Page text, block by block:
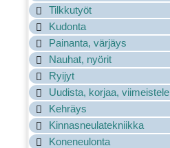
Tilkkutyöt
Kudonta
Painanta, värjäys
Nauhat, nyörit
Ryijyt
Uudista, korjaa, viimeistele
Kehräys
Kinnasneulatekniikka
Koneneulonta